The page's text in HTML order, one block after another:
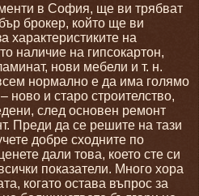
в София, ще ви трябват
брокер, който ще ви
характеристиките на
наличие на гипсокартон,
нови мебели и т. н.
нормално е да има голямо
ново и старо строителство,
след основен ремонт
Преди да се решите на тази
добре сходните по
дали това, което сте си
показатели. Много хора
когато остава въпрос за